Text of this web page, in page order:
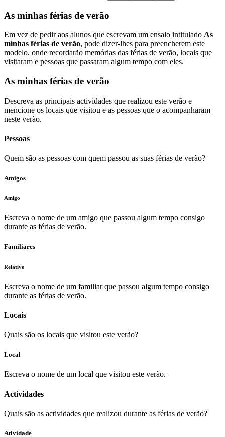
As minhas férias de verão
Em vez de pedir aos alunos que escrevam um ensaio intitulado As
minhas férias de verão, pode dizer-lhes para preencherem este
modelo, onde recordarão memórias das férias de verão, locais que
visitaram e pessoas que passaram algum tempo com eles.
As minhas férias de verão
Descreva as principais actividades que realizou este verão e
mencione os locais que visitou e as pessoas que o acompanharam
neste verão.
Pessoas
Quem são as pessoas com quem passou as suas férias de verão?
Amigos
Amigo
Escreva o nome de um amigo que passou algum tempo consigo
durante as férias de verão.
Familiares
Relativo
Escreva o nome de um familiar que passou algum tempo consigo
durante as férias de verão.
Locais
Quais são os locais que visitou este verão?
Local
Escreva o nome de um local que visitou este verão.
Actividades
Quais são as actividades que realizou durante as férias de verão?
Atividade